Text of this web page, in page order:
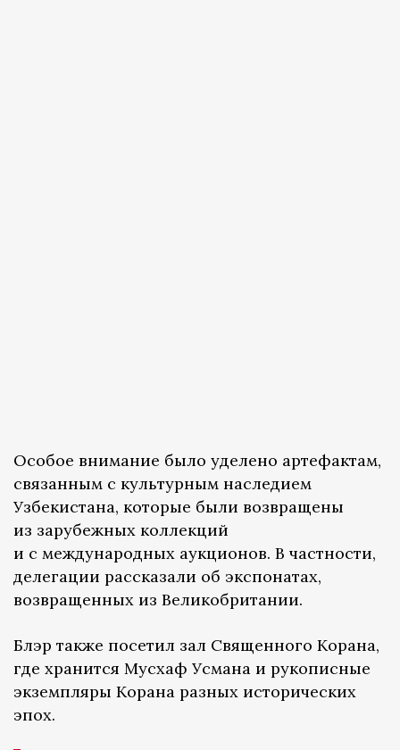
Особое внимание было уделено артефактам,
связанным с культурным наследием
Узбекистана, которые были возвращены
из зарубежных коллекций
и с международных аукционов. В частности,
делегации рассказали об экспонатах,
возвращенных из Великобритании.
Блэр также посетил зал Священного Корана,
где хранится Мусхаф Усмана и рукописные
экземпляры Корана разных исторических
эпох.